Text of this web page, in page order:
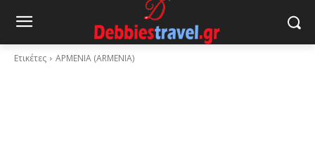
Ετικέτες ΑΡΜΕΝΙΑ (ARMENIA)